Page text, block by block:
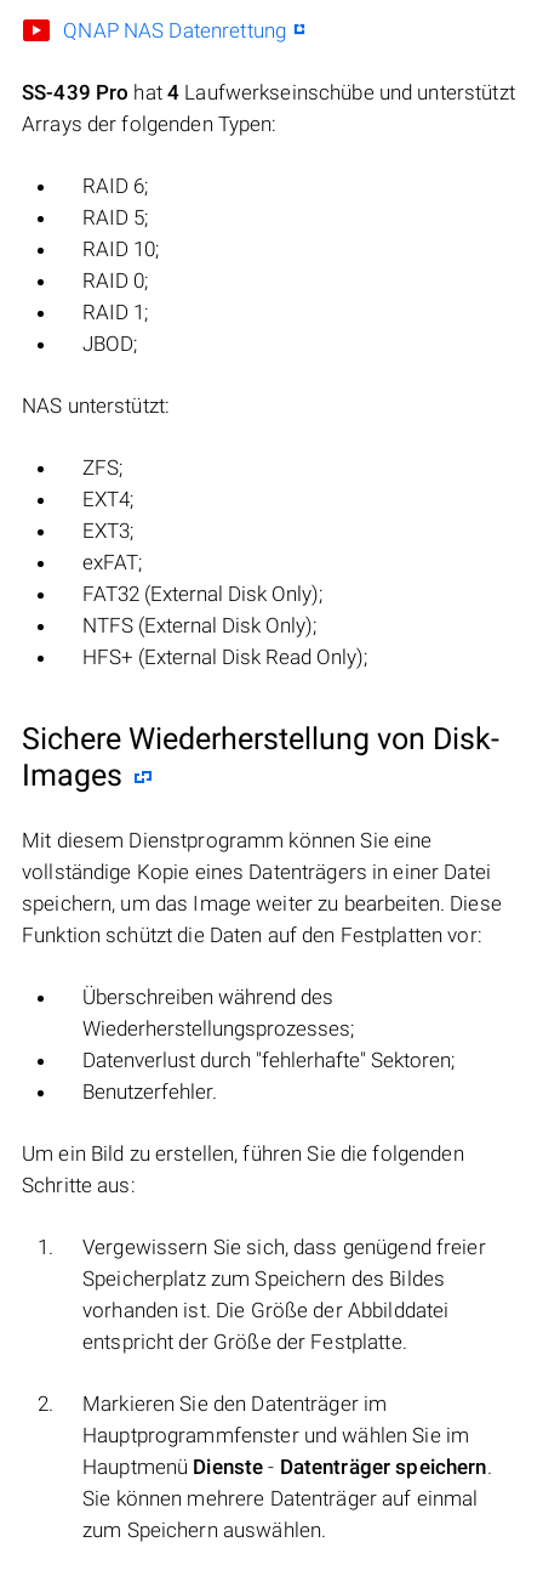
QNAP NAS Datenrettung
SS-439 Pro hat4 Laufwerkseinschübe und unterstützt
Arrays der folgenden Typen:
RAID 6;
RAID 5;
RAID 10;
RAID 0;
RAID 1;
JBOD;
NAS unterstützt:
ZFS;
EXT4;
EXT3;
exFAT;
FAT32 (External Disk Only);
NTFS (External Disk Only);
HFS+ (External Disk Read Only);
Sichere Wiederherstellung von Disk-
Images
Mit diesem Dienstprogramm können Sie eine
vollständige Kopie eines Datenträgers in einer Datei
speichern, um das Image weiter zu bearbeiten. Diese
Funktion schützt die Daten auf den Festplatten vor:
Überschreiben während des
Wiederherstellungsprozesses;
Datenverlust durch "fehlerhafte" Sektoren;
Benutzerfehler.
Um ein Bild zu erstellen, führen Sie die folgenden
Schritte aus:
Vergewissern Sie sich, dass genügend freier
Speicherplatz zum Speichern des Bildes
vorhanden ist. Die Größe der Abbilddatei
entspricht der Größe der Festplatte.
Markieren Sie den Datenträger im
Hauptprogrammfenster und wählen Sie im
Hauptmenü Dienste - Datenträger speichern.
Sie können mehrere Datenträger auf einmal
zum Speichern auswählen.